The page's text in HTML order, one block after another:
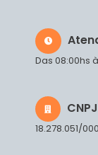
Das 08:00hs
CNPJ
18.278.051/